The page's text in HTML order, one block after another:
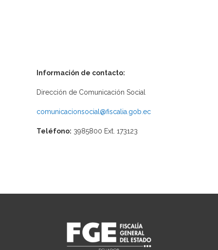
Información de contacto:
Dirección de Comunicación Social
comunicacionsocial@fiscalia.gob.ec
Teléfono: 3985800 Ext. 173123